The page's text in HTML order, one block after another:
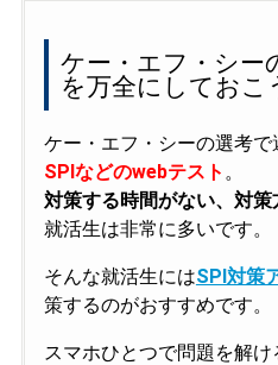
ケー・エフ・シー
を万全にしておこ
ケー・エフ・シーの選考で
SPIなどのwebテスト 。
対策する時間がない、対
就活生は非常に多いです。
そんな就活生にはSPI対策
策するのがおすすめです。
スマホひとつで問題を解